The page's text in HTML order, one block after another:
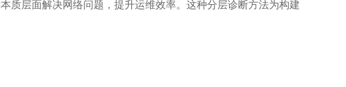
质层面解决网络问题，提升运维效率。这种分层诊断方法为构建